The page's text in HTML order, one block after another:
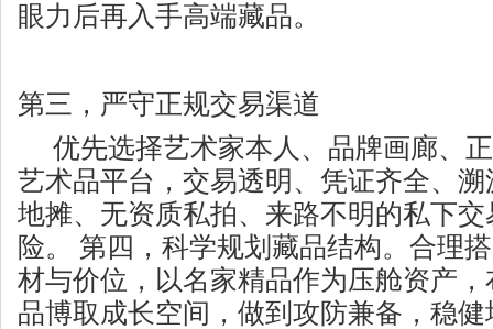
眼力后再入手高端藏品。
第三，严守正规交易渠道
优先选择艺术家本人、品牌画廊、
艺术品平台，交易透明、凭证齐全、
地摊、无资质私拍、来路不明的私下
险。 第四，科学规划藏品结构。合理
材与价位，以名家精品作为压舱资产
品博取成长空间，做到攻防兼备，稳健